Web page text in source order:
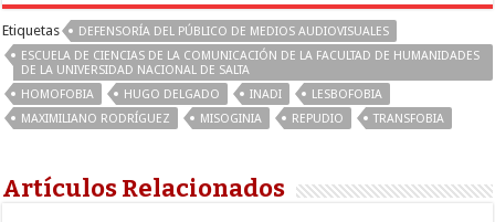
Etiquetas
DEFENSORÍA DEL PÚBLICO DE MEDIOS AUDIOVISUALES
ESCUELA DE CIENCIAS DE LA COMUNICACIÓN DE LA FACULTAD DE HUMANIDADES
DE LA UNIVERSIDAD NACIONAL DE SALTA
HOMOFOBIA
HUGO DELGADO INADI
LESBOFOBIA
MAXIMILIANO RODRÍGUEZ
MISOGINIA REPUDIO TRANSFOBIA
Artículos Relacionados